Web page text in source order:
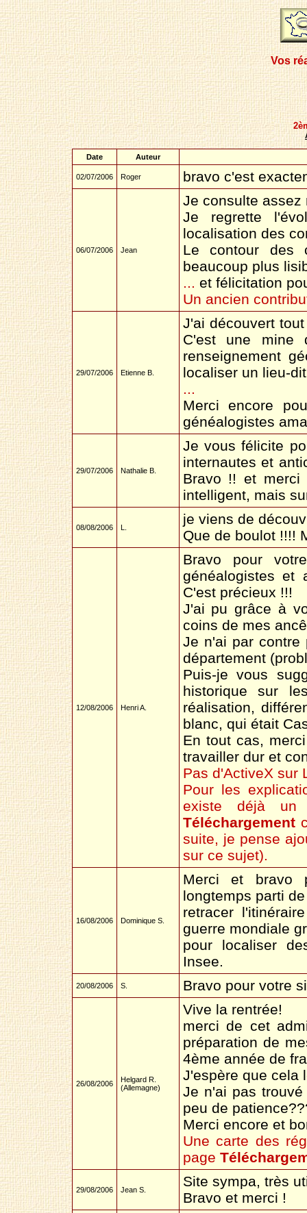
Vos
Date Auteur
02/07/2006 Roger bravo c'est
06/07/2006 Jean
Je consulte assez
Je regrette
localisation des
Le contour des
beaucoup plus
... et félicitation
Un ancien
29/07/2006 Etienne B.
J'ai découvert
C'est une mine
renseignement
localiser un lieu-
...
Merci encore
généalogistes
29/07/2006 Nathalie B.
Je vous félicite
internautes et
Bravo !! et merci
intelligent, mais
08/08/2006 L.
je viens de
Que de boulot !!!!
12/08/2006 Henri A.
Bravo pour
généalogistes et
C'est précieux !!!
J'ai pu grâce à
coins de mes
Je n'ai par contre
département
Puis-je vous
historique sur
réalisation,
blanc, qui était
En tout cas,
travailler dur et
Pas d'ActiveX sur
Pour les
existe déjà
Téléchargement
suite, je pense
sur ce sujet).
16/08/2006 Dominique S.
Merci et bravo
longtemps parti
retracer
guerre mondiale
pour localiser
Insee.
20/08/2006 S. Bravo pour votre
26/08/2006
Helgard R.
(Allemagne)
Vive la rentrée!
merci de cet
préparation de
4ème année de
J'espère que cela
Je n'ai pas
peu de
Merci encore et
Une carte des
page
29/08/2006 Jean S.
Site sympa, très
Bravo et merci !